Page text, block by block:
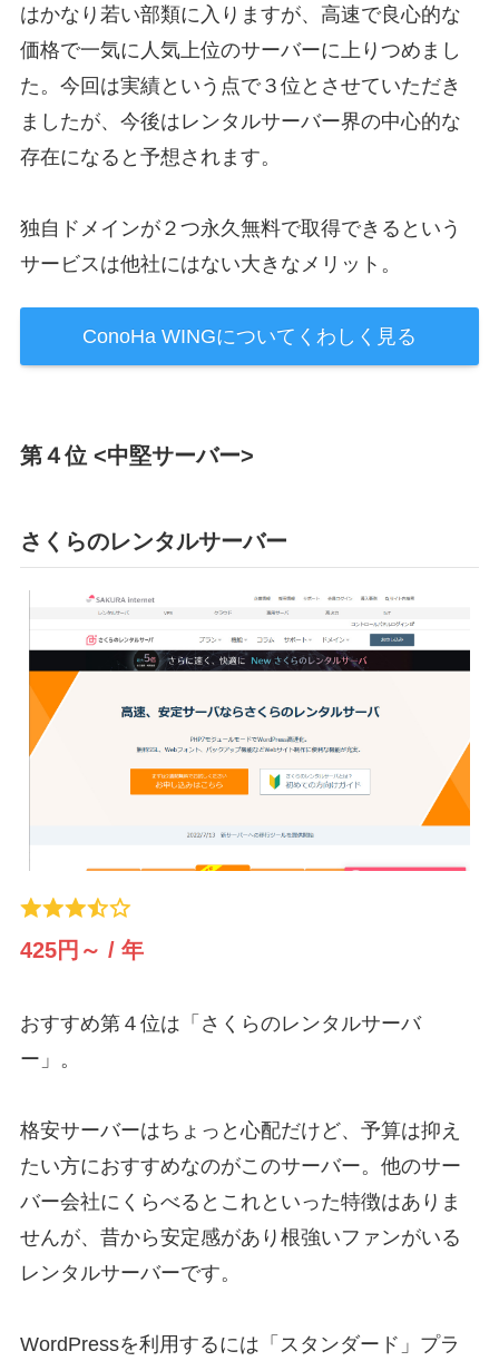
はかなり若い部類に入りますが、高速で良心的な
価格で一気に人気上位のサーバーに上りつめまし
た。今回は実績という点で３位とさせていただき
ましたが、今後はレンタルサーバー界の中心的な
存在になると予想されます。
独自ドメインが２つ永久無料で取得できるという
サービスは他社にはない大きなメリット。
ConoHa WINGについてくわしく見る
第４位 <中堅サーバー>
さくらのレンタルサーバー
425円～ / 年
おすすめ第４位は「さくらのレンタルサーバ
ー」。
格安サーバーはちょっと心配だけど、予算は抑え
たい方におすすめなのがこのサーバー。他のサー
バー会社にくらべるとこれといった特徴はありま
せんが、昔から安定感があり根強いファンがいる
レンタルサーバーです。
WordPressを利用するには「スタンダード」プラ